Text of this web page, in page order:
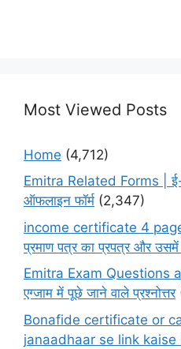
Most Viewed Posts
Home (4,712)
Emitra Related Forms | ई-
ऑफलाइन फॉर्म (2,347)
income certificate 4
प्रमाण पत्र का प्रपत्र और
Emitra Exam Questions
एग्जाम में पूछे जाने वाले प्रश्नोत्तर
Bonafide certificate or
janaadhaar se link kaise